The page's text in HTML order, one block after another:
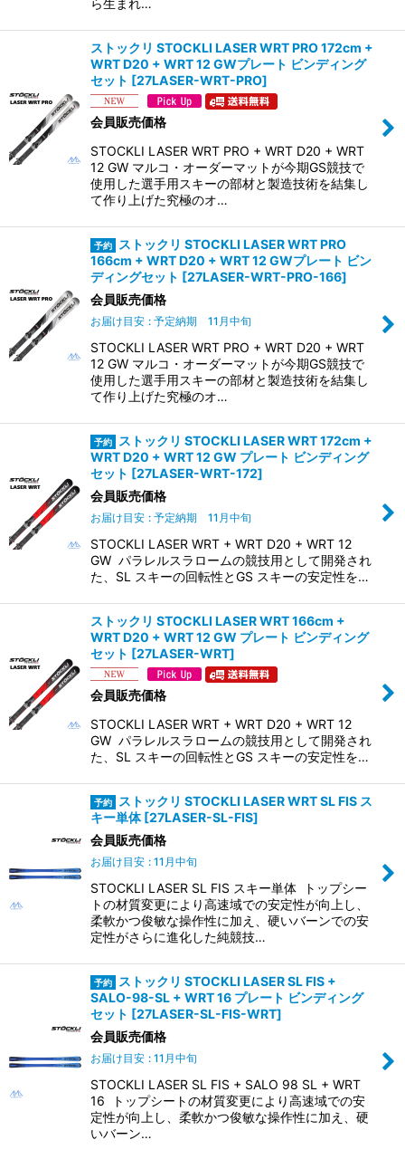
ら生まれ…
ストックリ STOCKLI LASER WRT PRO 172cm +
WRT D20 + WRT 12 GWプレート ビンディング
セット [27LASER-WRT-PRO]
会員販売価格
STOCKLI LASER WRT PRO + WRT D20 + WRT
12 GW マルコ・オーダーマットが今期GS競技で
使用した選手用スキーの部材と製造技術を結集し
て作り上げた究極のオ…
ストックリ STOCKLI LASER WRT PRO
166cm + WRT D20 + WRT 12 GWプレート ビン
ディングセット [27LASER-WRT-PRO-166]
会員販売価格
お届け目安 : 予定納期 11月中旬
STOCKLI LASER WRT PRO + WRT D20 + WRT
12 GW マルコ・オーダーマットが今期GS競技で
使用した選手用スキーの部材と製造技術を結集し
て作り上げた究極のオ…
ストックリ STOCKLI LASER WRT 172cm +
WRT D20 + WRT 12 GW プレート ビンディング
セット [27LASER-WRT-172]
会員販売価格
お届け目安 : 予定納期 11月中旬
STOCKLI LASER WRT + WRT D20 + WRT 12
GW パラレルスラロームの競技用として開発され
た、SL スキーの回転性とGS スキーの安定性を…
ストックリ STOCKLI LASER WRT 166cm +
WRT D20 + WRT 12 GW プレート ビンディング
セット [27LASER-WRT]
会員販売価格
STOCKLI LASER WRT + WRT D20 + WRT 12
GW パラレルスラロームの競技用として開発され
た、SL スキーの回転性とGS スキーの安定性を…
ストックリ STOCKLI LASER WRT SL FIS ス
キー単体 [27LASER-SL-FIS]
会員販売価格
お届け目安 : 11月中旬
STOCKLI LASER SL FIS スキー単体 トップシー
トの材質変更により高速域での安定性が向上し、
柔軟かつ俊敏な操作性に加え、硬いバーンでの安
定性がさらに進化した純競技…
ストックリ STOCKLI LASER SL FIS +
SALO-98-SL + WRT 16 プレート ビンディング
セット [27LASER-SL-FIS-WRT]
会員販売価格
お届け目安 : 11月中旬
STOCKLI LASER SL FIS + SALO 98 SL + WRT
16 トップシートの材質変更により高速域での安
定性が向上し、柔軟かつ俊敏な操作性に加え、硬
いバーン…